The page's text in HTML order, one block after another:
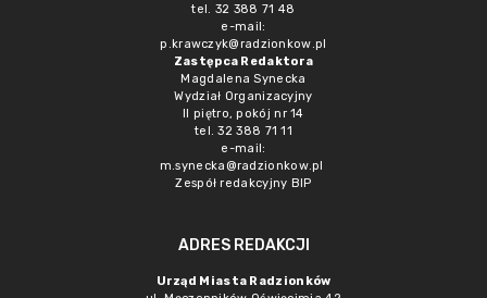
tel. 32 388 71 48
e-mail:
p.krawczyk@radzionkow.pl
Zastępca Redaktora
Magdalena Synecka
Wydział Organizacyjny
II piętro, pokój nr 14
tel. 32 388 71 11
e-mail:
m.synecka@radzionkow.pl
Zespół redakcyjny BIP
ADRES REDAKCJI
Urząd Miasta Radzionków